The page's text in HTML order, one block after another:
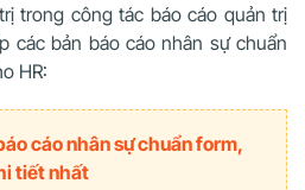
trong công tác báo cáo quản trị
các bản báo cáo nhân sự chuẩn
HR:
cáo nhân sự chuẩn form,
tiết nhất